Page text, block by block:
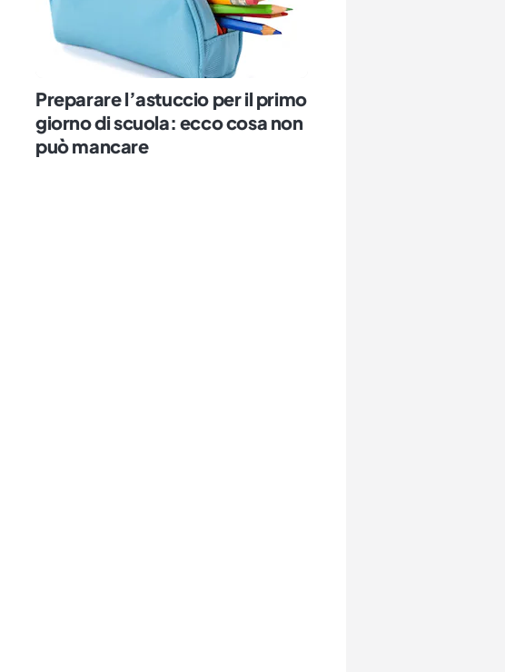
Preparare l’astuccio per il primo
giorno di scuola: ecco cosa non
può mancare